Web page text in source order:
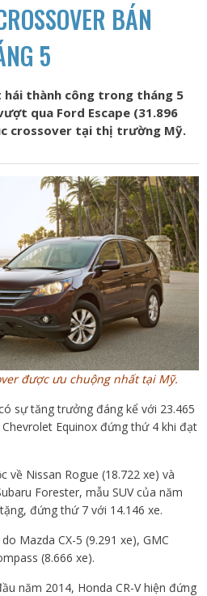
BÁN
5
hái thành công trong tháng 5
qua Ford Escape (31.896
crossover tại thị trường Mỹ.
được ưu chuộng nhất tại Mỹ.
sự tăng trưởng đáng kể với 23.465
Equinox đứng thứ 4 khi đạt
về Nissan Rogue (18.722 xe) và
Forester, mẫu SUV của năm
đứng thứ 7 với 14.146 xe.
Mazda CX-5 (9.291 xe), GMC
(8.666 xe).
năm 2014, Honda CR-V hiện đứng